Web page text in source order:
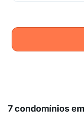
7 condomínios em